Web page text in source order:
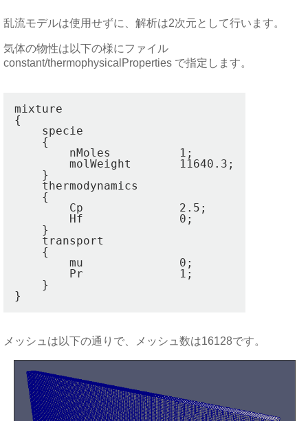
乱流モデルは使用せずに、解析は2次元として行います。
気体の物性は以下の様にファイル
constant/thermophysicalProperties で指定します。
mixture
{
    specie
    {
        nMoles          1;
        molWeight       11640.3;
    }
    thermodynamics
    {
        Cp              2.5;
        Hf              0;
    }
    transport
    {
        mu              0;
        Pr              1;
    }
メッシュは以下の通りで、メッシュ数は16128です。